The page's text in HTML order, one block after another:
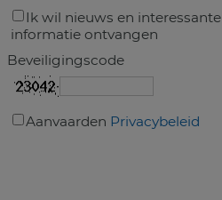
Ik wil nieuws en interessante
informatie ontvangen
Beveiligingscode
Aanvaarden Privacybeleid